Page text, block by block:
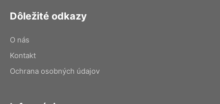
Dôležité odkazy
O nás
Kontakt
Ochrana osobných údajov